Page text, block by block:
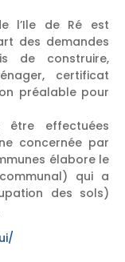
l’Ile de Ré est
des demandes
de construire,
certificat
préalable pour
être effectuées
concernée par
élabore le
qui a
des sols)